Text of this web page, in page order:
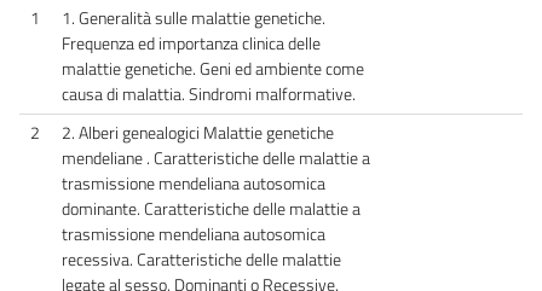
1
1. Generalità sulle malattie genetiche.
Frequenza ed importanza clinica delle
malattie genetiche. Geni ed ambiente come
causa di malattia. Sindromi malformative.
2
2. Alberi genealogici Malattie genetiche
mendeliane . Caratteristiche delle malattie a
trasmissione mendeliana autosomica
dominante. Caratteristiche delle malattie a
trasmissione mendeliana autosomica
recessiva. Caratteristiche delle malattie
legate al sesso, Dominanti o Recessive.